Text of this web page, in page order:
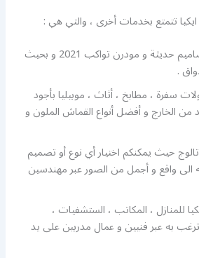
تتمتع بخدمات أخرى ، والتي هي :
تصميم أثاث ايكيا بتصاميم حديثة و مودرن تواكب 2021 و بحيث
.
سفرة ، مطابخ ، أثاث ، موبيليا بأجود
من الخارج و أفضل أنواع القماش الملون و
حيث يمكنكم اختيار أي نوع أو تصميم
الى واقع و أجمل من الصور عبر مهندسين
للمنازل ، المكاتب ، الستشفيات ،
به عبر فنيين و عمال مدربين على يد